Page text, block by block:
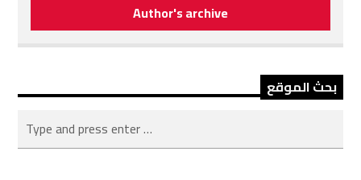
Author's archive
بحث الموقع